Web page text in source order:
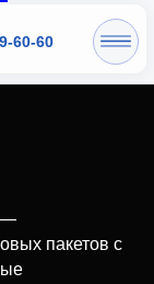
—
пакетов с